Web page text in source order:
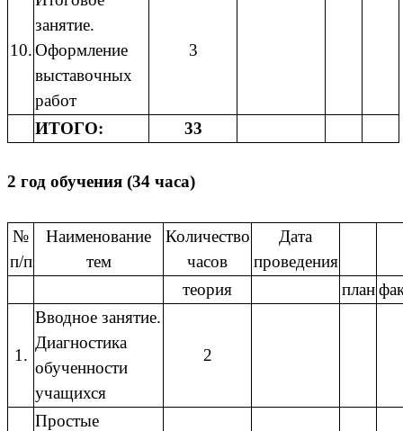
10.
занятие.
Оформление
выставочных
работ
3
ИТОГО: 33
2 год обучения (34 часа)
№
п/п
Наименование
тем
Количество
часов
Дата
проведения
теория
план
1.
Вводное занятие.
Диагностика
обученности
учащихся
2
Простые